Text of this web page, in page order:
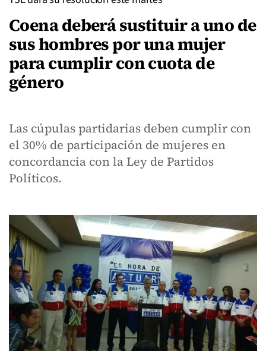
Coena deberá sustituir a uno de
sus hombres por una mujer
para cumplir con cuota de
género
Las cúpulas partidarias deben cumplir con
el 30% de participación de mujeres en
concordancia con la Ley de Partidos
Políticos.